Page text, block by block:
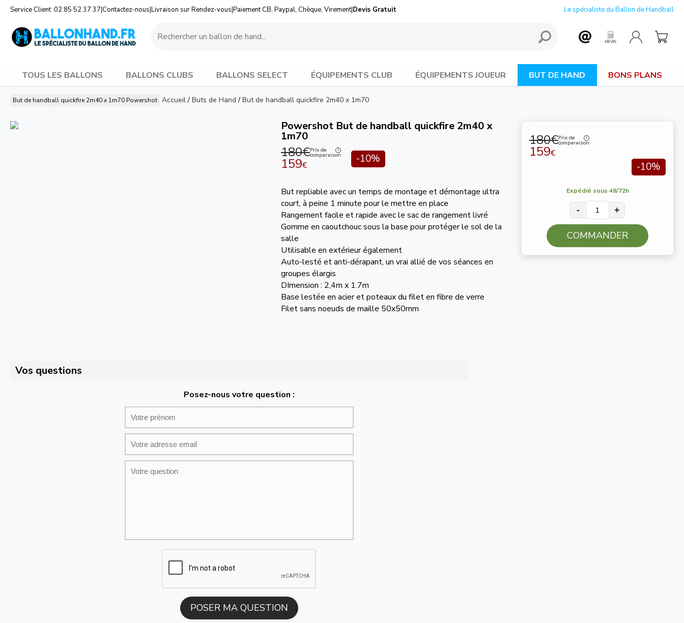
Service Client :02 85 52 37 37|Contactez-nous|Livraison sur Rendez-vous|Paiement CB, Paypal, Chèque, Virement|Devis Gratuit Le spécialiste du Ballon de Handball
TOUS LES BALLONS BALLONS CLUBS BALLONS SELECT ÉQUIPEMENTS CLUB ÉQUIPEMENTS JOUEUR BUT DE HAND BONS PLANS
But de handball quickfire 2m40 x 1m70 Powershot Accueil/ Buts de Hand / But de handball quickfire 2m40 x 1m70
180€Prix de
comparaison
159€
-10%
Expédié sous 48/72h
- +
COMMANDER
Powershot But de handball quickfire 2m40 x
1m70
180€Prix de
comparaison
159€ -10%
But repliable avec un temps de montage et démontage ultra
court, à peine 1 minute pour le mettre en place
Rangement facile et rapide avec le sac de rangement livré
Gomme en caoutchouc sous la base pour protéger le sol de la
salle
Utilisable en extérieur également
Auto-lesté et anti-dérapant, un vrai allié de vos séances en
groupes élargis
DImension : 2,4m x 1.7m
Base lestée en acier et poteaux du filet en fibre de verre
Filet sans noeuds de maille 50x50mm
Vos questions
Posez-nous votre question :